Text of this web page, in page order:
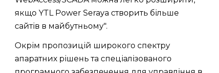
якщо YTL Power Seraya створить більше
сайтів в майбутньому".
Окрім пропозицій широкого спектру
апаратних рішень та спеціалізованого